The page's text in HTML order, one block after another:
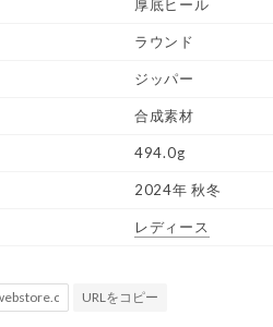
厚底ヒール
ラウンド
ジッパー
合成素材
494.0g
2024年 秋冬
レディース
URLをコピー